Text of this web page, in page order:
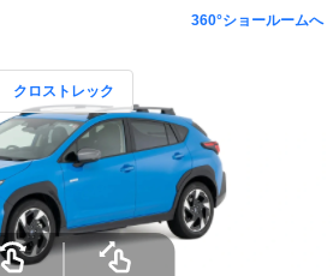
360°ショールームへ
クロストレック